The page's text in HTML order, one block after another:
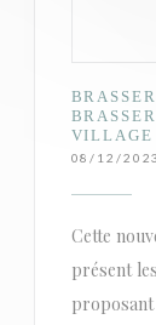
VILLAGE
08/12/2023
Cette
présent
proposant